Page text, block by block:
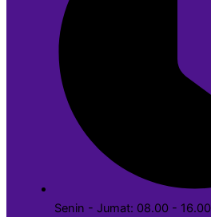
Senin - Jumat: 08.00 - 16.00